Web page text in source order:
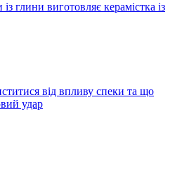
глини виготовляє керамістка із
від впливу спеки та що
удар